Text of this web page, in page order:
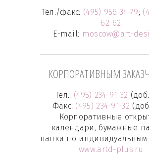
Тел./факс: (495) 956-34-79;
62-62
E-mail: moscow@art-
КОРПОРАТИВНЫМ
Тел.: (495) 234-91-32
Факс: (495) 234-91-32
Корпоративные
календари, бумажные
папки по индивидуальным
www.artd-plus.ru